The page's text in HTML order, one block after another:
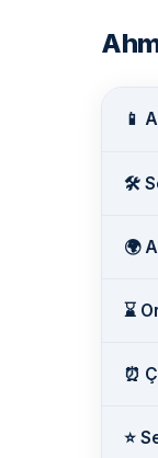
📱
🛠️
🌍
⌛
⏰
⭐